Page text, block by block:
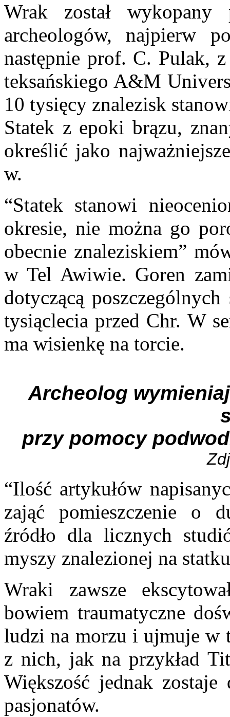
Wrak został wykopany
archeologów, najpierw
następnie prof. C. Pulak,
teksańskiego A&M
10 tysięcy znalezisk
Statek z epoki brązu,
określić jako
w.
“Statek stanowi
okresie, nie można go
obecnie znaleziskiem”
w Tel Awiwie. Goren
dotyczącą
tysiąclecia przed Chr. W
ma wisienkę na torcie.
Archeolog
przy pomocy
“Ilość artykułów
zająć pomieszczenie o
źródło dla licznych
myszy znalezionej na
Wraki zawsze
bowiem traumatyczne
ludzi na morzu i ujmuje w
z nich, jak na przykład
Większość jednak
pasjonatów.